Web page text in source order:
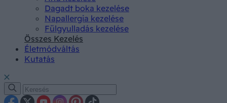
Dagadt boka kezelése
Napallergia kezelése
Fülgyulladás kezelése
Összes Kezelés
Életmódváltás
Kutatás